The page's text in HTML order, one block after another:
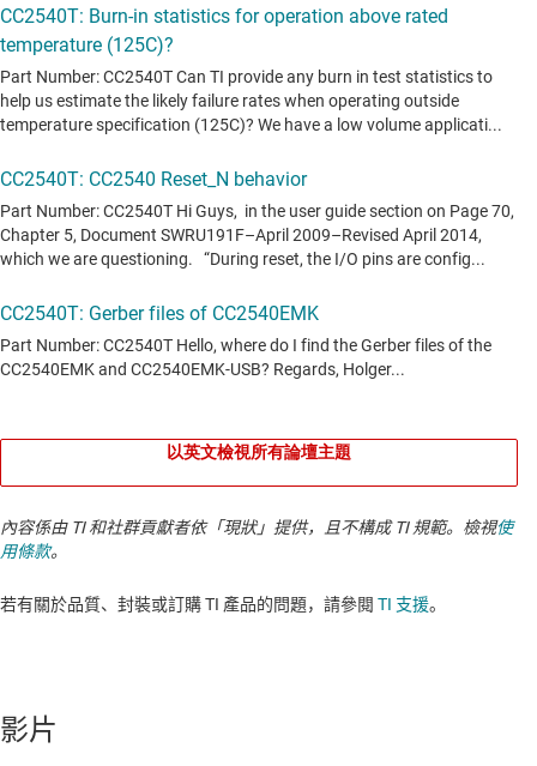
以英文檢視所有論壇主題
內容係由 TI 和社群貢獻者依「現狀」提供，且不構成 TI 規範。檢視使
用條款。
若有關於品質、封裝或訂購 TI 產品的問題，請參閱 TI 支援。​​​​​​​​​​​​​​
影片